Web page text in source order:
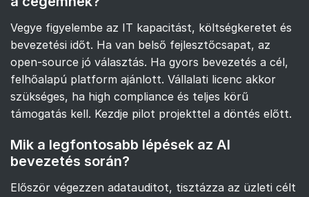
Vegye figyelembe az IT kapacitást, költségkeretet és
bevezetési időt. Ha van belső fejlesztőcsapat, az
open-source jó választás. Ha gyors bevezetés a cél,
felhőalapú platform ajánlott. Vállalati licenc akkor
szükséges, ha high compliance és teljes körű
támogatás kell. Kezdje pilot projekttel a döntés előtt.
Mik a legfontosabb lépések az AI
bevezetés során?
Először végezzen adatauditot, tisztázza az üzleti célt